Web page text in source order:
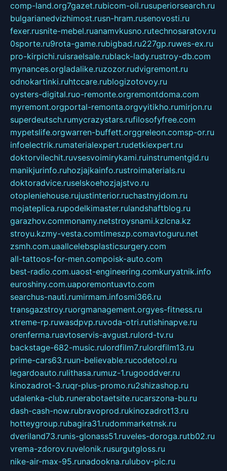
comp-land.org7gazet.rubicom-oil.rusuperiorsearch.ru
bulgarianedvizhimost.rusn-hram.rusenovosti.ru
fexer.rusnite-mebel.ruanamvkusno.rutechnosaratov.ru
0sporte.ru9rota-game.rubigbad.ru227gp.ruwes-ex.ru
pro-kirpichi.ruisraelsale.rublack-lady.rustroy-db.com
mynances.orgladalike.ruzozor.rudvigremont.ru
odnokartinki.ruhtccare.rublogizotovoy.ru
oysters-digital.ruo-remonte.orgremontdoma.com
myremont.orgportal-remonta.orgvyitikho.rumirjon.ru
superdeutsch.rumycrazystars.rufilosofyfree.com
mypetslife.orgwarren-buffett.orggreleon.comsp-or.ru
infoelectrik.rumaterialexpert.rudetkiexpert.ru
doktorvilechit.ruvsesvoimirykami.ruinstrumentgid.ru
manikjurinfo.ruhozjajkainfo.rustroimaterials.ru
doktoradvice.ruselskoehozjajstvo.ru
otopleniehouse.rujustinterior.ruchastnyjdom.ru
mojateplica.rupodelkimaster.rulandshaftblog.ru
garazhov.commonamy.netstroysnami.kzlcna.kz
stroyu.kzmy-vesta.comtimeszp.comavtoguru.net
zsmh.com.uaallcelebsplasticsurgery.com
all-tattoos-for-men.compoisk-auto.com
best-radio.com.uaost-engineering.comkuryatnik.info
euroshiny.com.uaporemontuavto.com
searchus-nauti.rumirmam.infosmi366.ru
transgazstroy.ruorgmanagement.orgyes-fitness.ru
xtreme-rp.ruwasdpvp.ruvoda-otri.rutishinapve.ru
orenferma.ruavtoservis-avgust.rulord-tv.ru
backstage-682-music.rulordfilm7.rulordfilm13.ru
prime-cars63.ruun-believable.rucodetool.ru
legardoauto.rulithasa.rumuz-1.rugooddver.ru
kinozadrot-3.ruqr-plus-promo.ru2shizashop.ru
udalenka-club.runerabotaetsite.rucarszona-bu.ru
dash-cash-now.rubravoprod.rukinozadrot13.ru
hotteygroup.rubagira31.rudommarketnsk.ru
dveriland73.runis-glonass51.ruveles-doroga.rutb02.ru
vrema-zdorov.ruvelonik.rusurgutgloss.ru
nike-air-max-95.runadookna.rulubov-pic.ru